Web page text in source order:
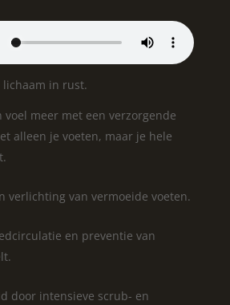
lichaam in rust.
voel meer met een verzorgende
alleen je voeten, maar je hele
verlichting van vermoeide voeten.
en preventie van
door intensieve scrub- en